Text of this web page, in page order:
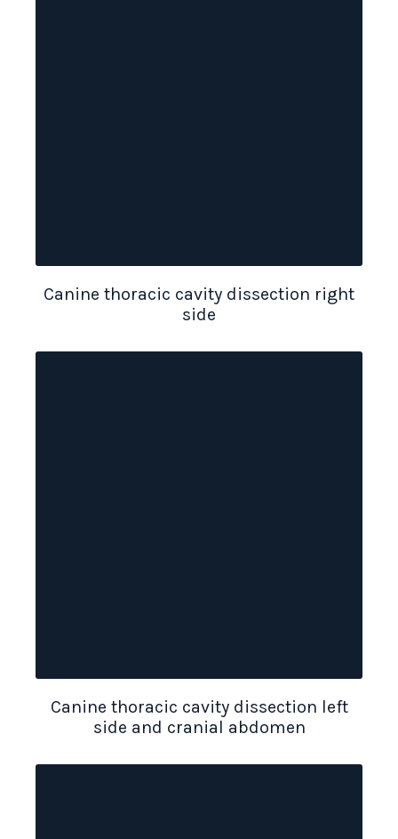
Canine thoracic cavity dissection right
side
Canine thoracic cavity dissection left
side and cranial abdomen